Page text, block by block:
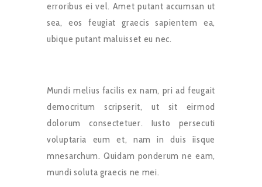
erroribus ei vel. Amet putant accumsan ut
sea, eos feugiat graecis sapientem ea,
ubique putant maluisset eu nec.
Mundi melius facilis ex nam, pri ad feugait
democritum scripserit, ut sit eirmod
dolorum consectetuer. Iusto persecuti
voluptaria eum et, nam in duis iisque
mnesarchum. Quidam ponderum ne eam,
mundi soluta graecis ne mei.